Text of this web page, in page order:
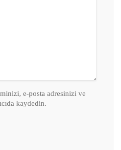
e-posta adresinizi ve
kaydedin.